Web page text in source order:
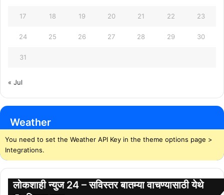
17 18 19 20 21 22 23
24 25 26 27 28 29 30
31
« Jul
Weather
You need to set the Weather API Key in the theme options page >
Integrations.
लोकशाही न्युज 24 – सविस्तर बातम्या वाचण्यासाठी येथे